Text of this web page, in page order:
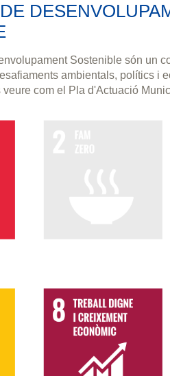
Sostenible són un
ambientals, polítics i
veure com el Pla d'Actuació